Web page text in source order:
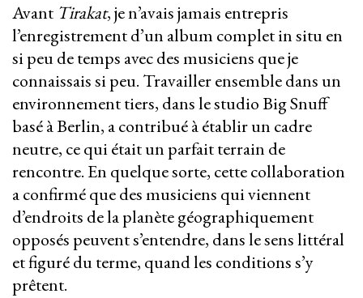
Avant Tirakat, je n’avais jamais entrepris
l’enregistrement d’un album complet in situ en
si peu de temps avec des musiciens que je
connaissais si peu. Travailler ensemble dans un
environnement tiers, dans le studio Big Snuff
basé à Berlin, a contribué à établir un cadre
neutre, ce qui était un parfait terrain de
rencontre. En quelque sorte, cette collaboration
a confirmé que des musiciens qui viennent
d’endroits de la planète géographiquement
opposés peuvent s’entendre, dans le sens littéral
et figuré du terme, quand les conditions s’y
prêtent.